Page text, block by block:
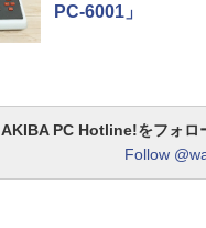
PC-6001」
AKIBA PC Hotline!をフォロ
Follow